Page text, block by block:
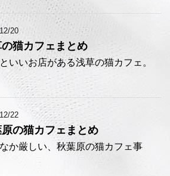
20
猫カフェまとめ
いいお店がある浅草の猫カフェ。
22
の猫カフェまとめ
か厳しい、秋葉原の猫カフェ事